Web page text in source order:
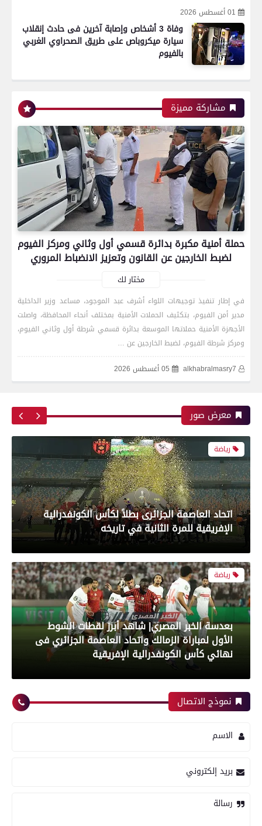
01 أغسطس 2026
وفاة 3 أشخاص وإصابة آخرين فى حادث إنقلاب
سيارة ميكروباص على طريق الصحراوي الغربي
بالفيوم
مشاركة مميزة
حملة أمنية مكبرة بدائرة قسمي أول وثاني ومركز الفيوم
لضبط الخارجين عن القانون وتعزيز الانضباط المروري
مختار لك
في إطار تنفيذ توجيهات اللواء أشرف عبد الموجود، مساعد وزير الداخلية
مدير أمن الفيوم، بتكثيف الحملات الأمنية بمختلف أنحاء المحافظة، واصلت
الأجهزة الأمنية حملاتها الموسعة بدائرة قسمي شرطة أول وثاني الفيوم،
ومركز شرطة الفيوم، لضبط الخارجين عن …
alkhabralmasry7
05 أغسطس 2026
معرض صور
اتحاد العاصمة الجزائرى بطلاً لكأس الكونفدرالية
الإفريقية للمرة الثانية في تاريخه
رياضة
بعدسة الخبر المصري| شاهد أبرز لقطات الشوط
الأول لمباراة الزمالك واتحاد العاصمة الجزائري فى
نهائي كأس الكونفدرالية الإفريقية
رياضة
بعدسة الخبر المصري| شاهد أبرز لقطات مباراة زد و
رياضة
نموذج الاتصال
الاسم
بريد إلكتروني
رسالة